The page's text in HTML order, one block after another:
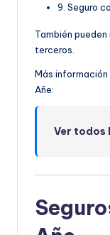
9. Seguro
También
terceros.
Más información
Añe:
Ver todos